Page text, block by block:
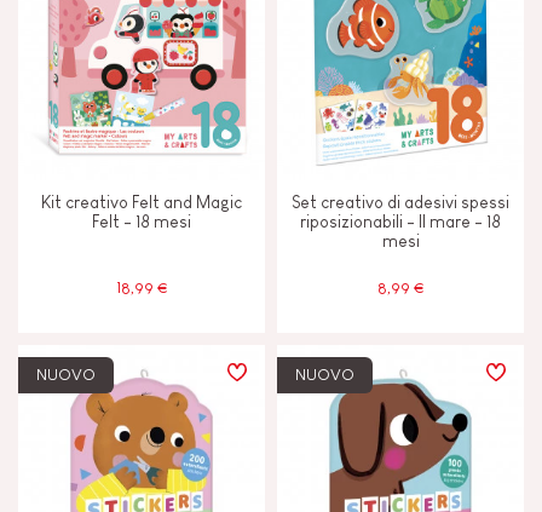
Immaginare, inventare e creare
Leggere, scrivere e contare
Manipolare e maneggiare
Scambiare e condividere
CARATTERISTICHE
Colori ad Acqua
Kit creativo Felt and Magic
Felt - 18 mesi
18,99 €
Set creativo di adesivi spessi
riposizionabili - Il mare - 18
mesi
8,99 €
NUOVO NUOVO